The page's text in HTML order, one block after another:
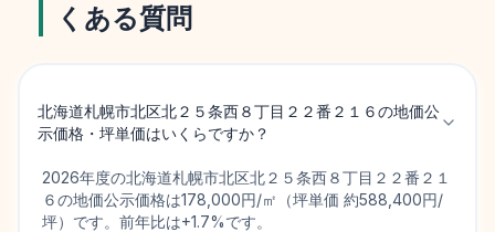
くある質問
北海道札幌市北区北２５条西８丁目２２番２１６の地価公
示価格・坪単価はいくらですか？
2026年度の北海道札幌市北区北２５条西８丁目２２番２１
６の地価公示価格は178,000円/㎡（坪単価 約588,400円/
坪）です。前年比は+1.7%です。